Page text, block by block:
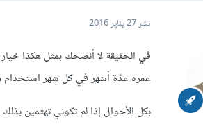
نشر27 يناير 2016
في الحقيقة لا أنصحك بمثل هكذا
عمره عدّة أشهر في كل شهر استخدام
بكل الأحوال إذا لم تكوني تهتمين